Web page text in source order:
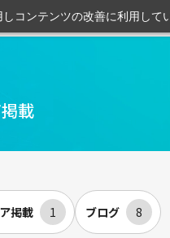
コンテンツの改善に利用して
載
掲載 1 ブログ 8